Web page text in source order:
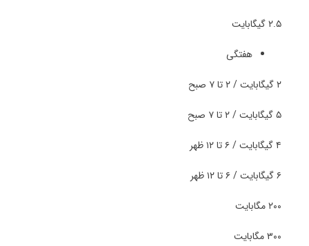
۲.۵ گیگابایت
هفتگی
۲ گیگابایت / ۲ تا ۷ صبح
۵ گیگابایت / ۲ تا ۷ صبح
۴ گیگابایت / ۶ تا ۱۲ ظهر
۶ گیگابایت / ۶ تا ۱۲ ظهر
۲۰۰ مگابایت
۳۰۰ مگابایت